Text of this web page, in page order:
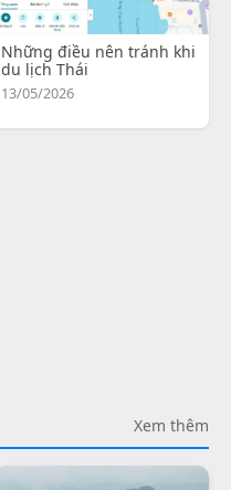
Những điều nên tránh khi
du lịch Thái
13/05/2026
Xem thêm